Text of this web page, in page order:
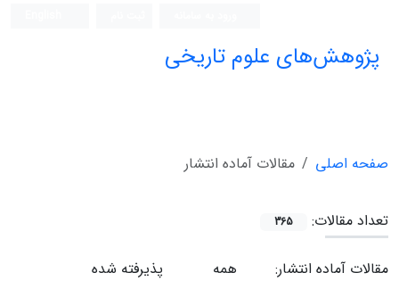
پژوهش‌های علوم تاریخی
صفحه اصلی مقالات آماده انتشار
تعداد مقالات: 365
مقالات آماده انتشار: همه
پذیرفته شده